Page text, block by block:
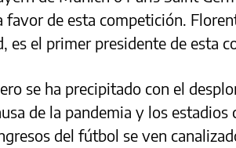
favor de esta competición.
es el primer presidente de esta
se ha precipitado con el
de la pandemia y los estadios
del fútbol se ven